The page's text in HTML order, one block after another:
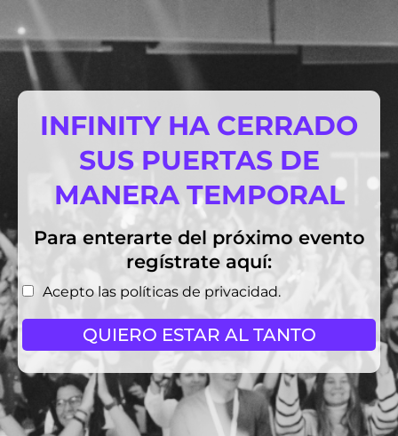
INFINITY HA CERRADO
SUS PUERTAS DE
MANERA TEMPORAL
Para enterarte del próximo evento
regístrate aquí:
Acepto las políticas de privacidad.
QUIERO ESTAR AL TANTO